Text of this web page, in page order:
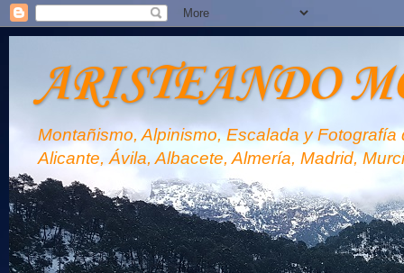
ARISTEANDO
Montañismo, Alpinismo, Escalada y
Alicante, Ávila, Albacete, Almería, Madrid,